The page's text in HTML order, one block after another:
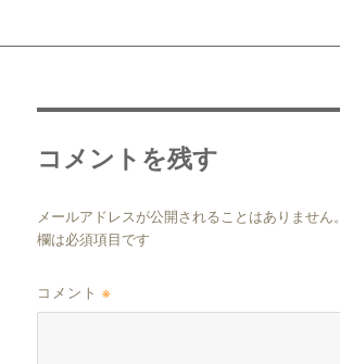
コメントを残す
メールアドレスが公開されることはありません。
欄は必須項目です
コメント※